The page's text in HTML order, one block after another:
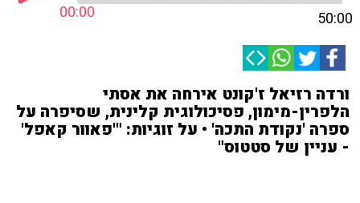
00:00 50:00
ורדה רזיאל ז'קונט אירחה את אסתי
הלפרין-מימון, פסיכולוגית קלינית, שסיפרה על
ספרה 'נקודת התכה' • על זוגיות: "'פאוור קאפל'
- עניין של סטטוס"